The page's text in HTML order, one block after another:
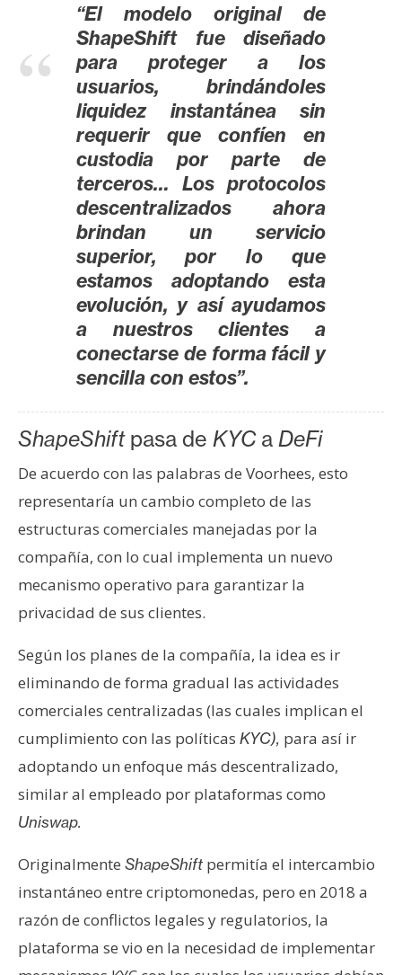
N
e
n
a
e
m
s
e
c
u
r
s
o
s
C
o
“El modelo original de
ShapeShift fue diseñado
para proteger a los
usuarios, brindándoles
liquidez instantánea sin
requerir que confíen en
custodia por parte de
terceros… Los protocolos
descentralizados ahora
brindan un servicio
superior, por lo que
estamos adoptando esta
evolución, y así ayudamos
a nuestros clientes a
conectarse de forma fácil y
sencilla con estos”.
ShapeShiftpasa de KYCa DeFi
De acuerdo con las palabras de Voorhees, esto
representaría un cambio completo de las
estructuras comerciales manejadas por la
compañía, con lo cual implementa un nuevo
mecanismo operativo para garantizar la
privacidad de sus clientes.
Según los planes de la compañía, la idea es ir
eliminando de forma gradual las actividades
comerciales centralizadas (las cuales implican el
cumplimiento con las políticas KYC), para así ir
adoptando un enfoque más descentralizado,
similar al empleado por plataformas como
Uniswap.
Originalmente ShapeShift permitía el intercambio
instantáneo entre criptomonedas, pero en 2018 a
razón de conflictos legales y regulatorios, la
plataforma se vio en la necesidad de implementar